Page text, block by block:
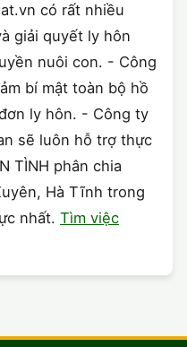
có rất nhiều
giải quyết ly hôn
nuôi con. - Công
bí mật toàn bộ hồ
ly hôn. - Công ty
sẽ luôn hỗ trợ thực
TÌNH phân chia
Hà Tĩnh trong
nhất. Tìm việc